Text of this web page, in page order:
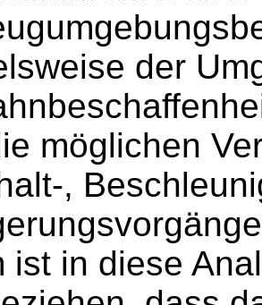
der
möglichen
,
ist in diese